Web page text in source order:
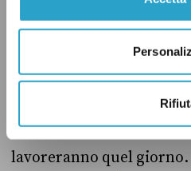
In altre parole, se il 4
festivo lo Stato dovrà
necessarie per
alta ai lavoratori del
lavoreranno quel giorno.